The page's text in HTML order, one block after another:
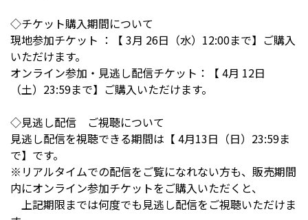
◇チケット購入期間について
現地参加チケット ：【 3月 26日（水）12:00まで】ご購入
いただけます。
オンライン参加・見逃し配信チケット：【 4月 12日
（土）23:59まで】ご購入いただけます。
◇見逃し配信 ご視聴について
見逃し配信を視聴できる期間は【 4月13日（日）23:59ま
で】です。
※リアルタイムでの配信をご覧になれない方も、販売期間
内にオンライン参加チケットをご購入いただくと、
上記期限までは何度でも見逃し配信をご視聴いただけま